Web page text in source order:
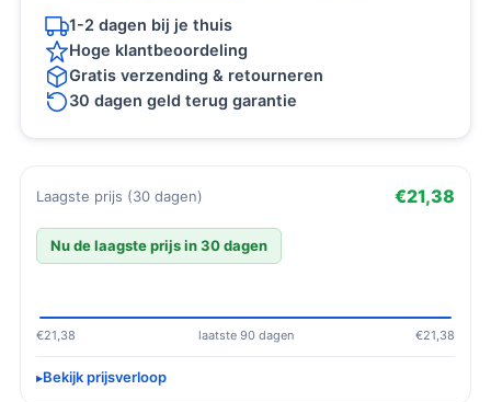
1-2 dagen bij je thuis
Hoge klantbeoordeling
Gratis verzending & retourneren
30 dagen geld terug garantie
Laagste prijs (30 dagen) €21,38
Nu de laagste prijs in 30 dagen
€21,38 laatste 90 dagen €21,38
Bekijk prijsverloop